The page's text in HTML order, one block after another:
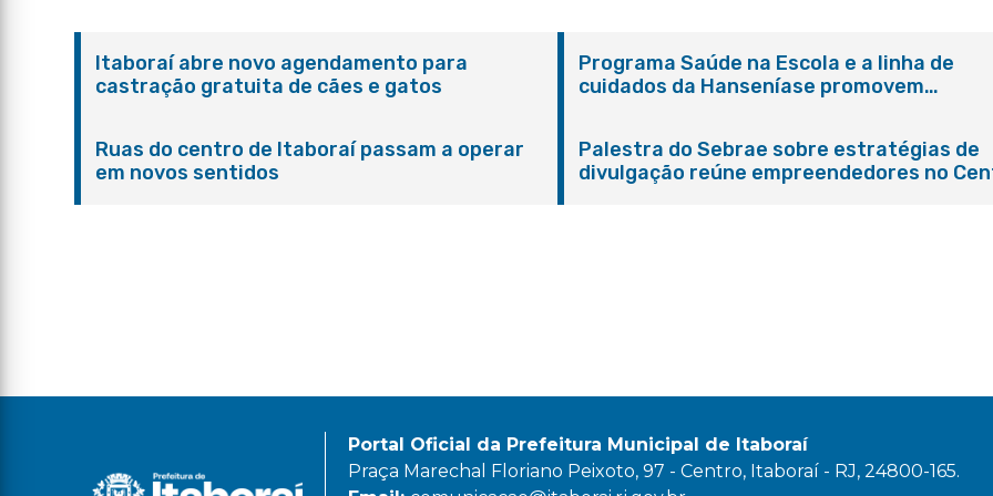
Itaboraí abre novo agendamento para
castração gratuita de cães e gatos
Programa Saúde na Escola e a linha de
cuidados da Hanseníase promovem
Ruas do centro de Itaboraí passam a operar
em novos sentidos
Palestra do Sebrae sobre estratégias de
divulgação reúne empreendedores no
Portal Oficial da Prefeitura Municipal de Itaboraí
Praça Marechal Floriano Peixoto, 97 - Centro, Itaboraí - RJ, 24800-165.